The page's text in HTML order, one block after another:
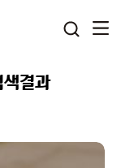
색결과